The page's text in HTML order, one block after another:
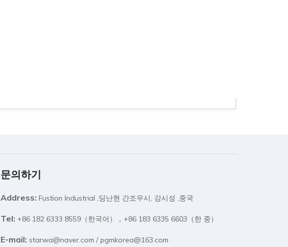
문의하기
Address: Fustion Industrial ,딩난현 간조우시, 강시성 ,중국
Tel: +86 182 6333 8559（한국어），+86 183 6335 6603（한 중）
E-mail: starwa@naver.com / pgmkorea@163.com